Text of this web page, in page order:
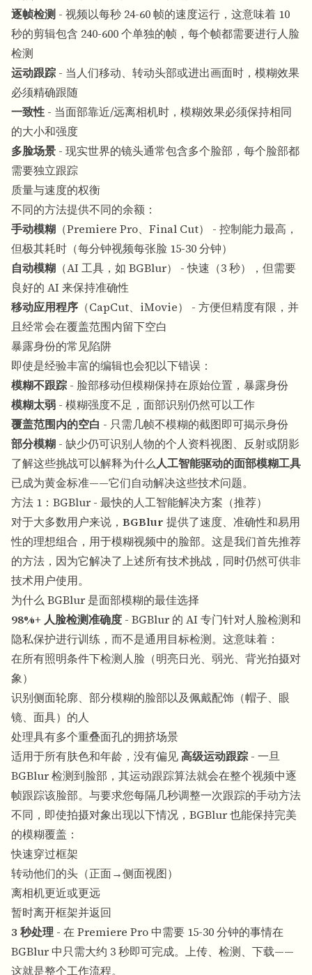
逐帧检测 - 视频以每秒 24-60 帧的速度运行，这意味着 10
秒的剪辑包含 240-600 个单独的帧，每个帧都需要进行人脸
检测
运动跟踪 - 当人们移动、转动头部或进出画面时，模糊效果
必须精确跟随
一致性 - 当面部靠近/远离相机时，模糊效果必须保持相同
的大小和强度
多脸场景 - 现实世界的镜头通常包含多个脸部，每个脸部都
需要独立跟踪
质量与速度的权衡
不同的方法提供不同的余额：
手动模糊 （Premiere Pro、Final Cut） - 控制能力最高，
但极其耗时（每分钟视频每张脸 15-30 分钟）
自动模糊 （AI 工具，如 BGBlur） - 快速（3 秒），但需要
良好的 AI 来保持准确性
移动应用程序 （CapCut、iMovie） - 方便但精度有限，并
且经常会在覆盖范围内留下空白
暴露身份的常见陷阱
即使是经验丰富的编辑也会犯以下错误：
模糊不跟踪 - 脸部移动但模糊保持在原始位置，暴露身份
模糊太弱 - 模糊强度不足，面部识别仍然可以工作
覆盖范围内的空白 - 只需几帧不模糊的截图即可揭示身份
部分模糊 - 缺少仍可识别人物的个人资料视图、反射或阴影
了解这些挑战可以解释为什么人工智能驱动的面部模糊工具
已成为黄金标准——它们自动解决这些技术问题。
方法 1：BGBlur - 最快的人工智能解决方案（推荐）
对于大多数用户来说， BGBlur 提供了速度、准确性和易用
性的理想组合，用于模糊视频中的脸部。这是我们首先推荐
的方法，因为它解决了上述所有技术挑战，同时仍然可供非
技术用户使用。
为什么 BGBlur 是面部模糊的最佳选择
98%+ 人脸检测准确度 - BGBlur 的 AI 专门针对人脸检测和
隐私保护进行训练，而不是通用目标检测。这意味着：
在所有照明条件下检测人脸（明亮日光、弱光、背光拍摄对
象）
识别侧面轮廓、部分模糊的脸部以及佩戴配饰（帽子、眼
镜、面具）的人
处理具有多个重叠面孔的拥挤场景
适用于所有肤色和年龄，没有偏见高级运动跟踪 - 一旦
BGBlur 检测到脸部，其运动跟踪算法就会在整个视频中逐
帧跟踪该脸部。与要求您每隔几秒调整一次跟踪的手动方法
不同，即使拍摄对象出现以下情况，BGBlur 也能保持完美
的模糊覆盖：
快速穿过框架
转动他们的头（正面→侧面视图）
离相机更近或更远
暂时离开框架并返回
3 秒处理 - 在 Premiere Pro 中需要 15-30 分钟的事情在
BGBlur 中只需大约 3 秒即可完成。上传、检测、下载——
这就是整个工作流程。